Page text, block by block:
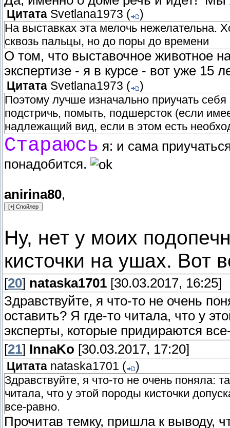
Цитата Svetlana1973 (
)
На выставках эта мелочь нежелательна.
сквозь пальцы, но до поры до времени
О том, что выставочное животное
экспертизе - я в курсе - вот уже 15
Цитата Svetlana1973 (
)
Поэтому лучше изначально приучать себя
подстричь, помыть, подшерсток (если
надлежащий вид, если в этом есть
Стараюсь я: и сама
понадобится.
anirina80,
Ну, нет у моих
кисточки на ушах. Вот
[20] nataska1701 [30.03.2017, 16:25]
Здравствуйте, я что-то не очень
оставить? Я где-то читала, что у
эксперты, которые придираются
[21] InnaKo [30.03.2017, 17:20]
Цитата nataska1701 (
)
Здравствуйте, я что-то не очень поняла:
читала, что у этой породы кисточки
все-равно.
Прочитав темку, пришла к выводу,